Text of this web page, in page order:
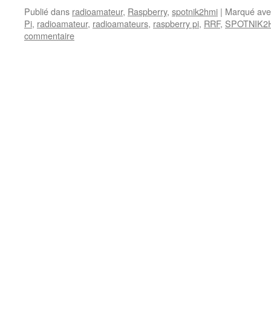
Publié dans radioamateur, Raspberry, spotnik2hmi | Marqué
Pi, radioamateur, radioamateurs, raspberry pi, RRF,
commentaire